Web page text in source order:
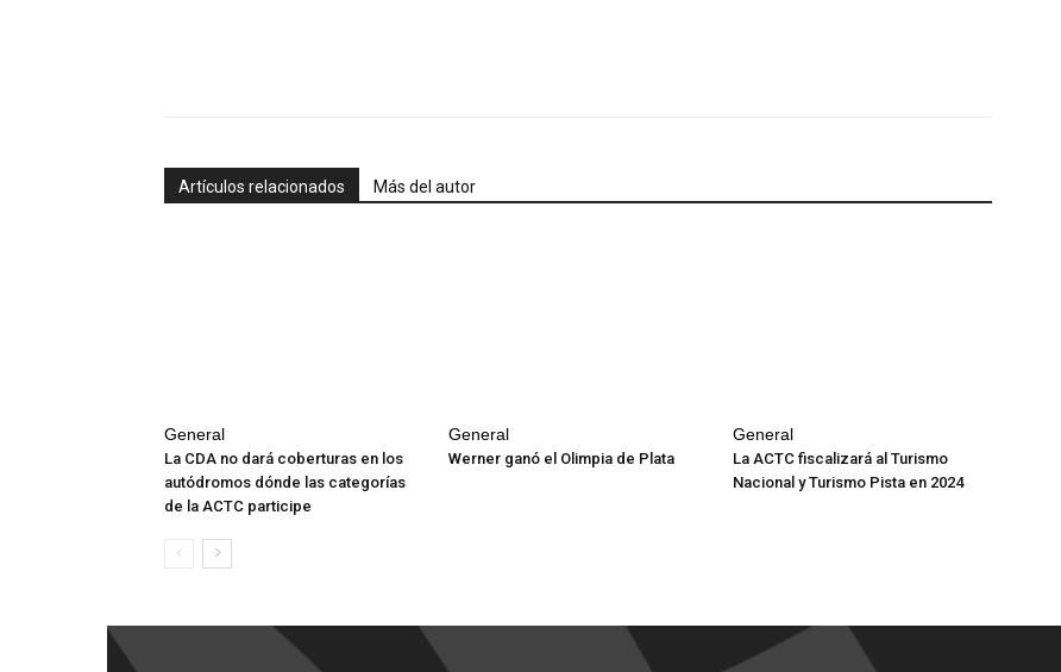
Artículos relacionados Más del autor
General
La CDA no dará coberturas en los
autódromos dónde las categorías
de la ACTC participe
General
Werner ganó el Olimpia de Plata
General
La ACTC fiscalizará al Turismo
Nacional y Turismo Pista en 2024